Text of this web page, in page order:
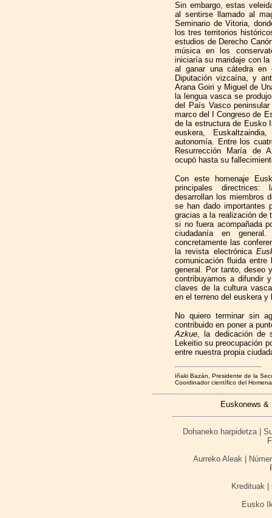
Sin embargo, estas
al sentirse llamado al
Seminario de Vitoria,
los tres territorios
estudios de Derecho
música en los
iniciaría su maridaje con
al ganar una cátedra en
Diputación vizcaína, y
Arana Goiri y Miguel de
la lengua vasca se
del País Vasco
marco del I Congreso de
de la estructura de Eusko
euskera,
autonomía. Entre los
Resurrección María de
ocupó hasta su
Con este homenaje
principales
desarrollan los miembros
se han dado importantes
gracias a la realización de
si no fuera acompañada
ciudadanía en
concretamente las
la revista electrónica
comunicación fluida
general. Por tanto, deseo
contribuyamos a difundir
claves de la cultura
en el terreno del euskera y
No quiero terminar sin
contribuido en poner a
Azkue, la dedicación de
Lekeitio su preocupación
entre nuestra propia
Iñaki Bazán, Presidente de la
Coordinador científico del
Euskonews &
Dohaneko harpidetza |
Aurreko Aleak |
Kredituak
Eusko